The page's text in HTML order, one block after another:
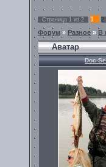
Страница 1 из 2 1 2
Форум » Разное » В
Аватар
Doc-